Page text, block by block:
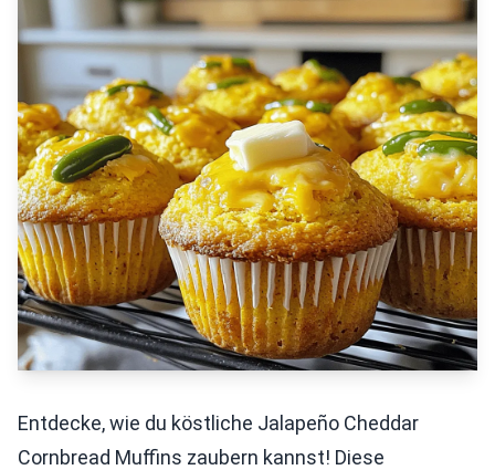
Entdecke, wie du köstliche Jalapeño Cheddar
Cornbread Muffins zaubern kannst! Diese